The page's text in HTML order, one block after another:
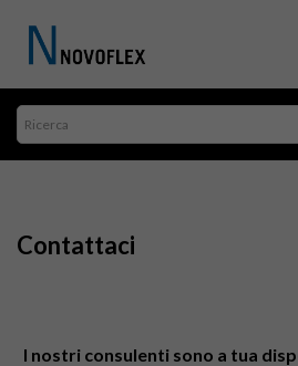
Contattaci
I nostri consulenti sono a tua